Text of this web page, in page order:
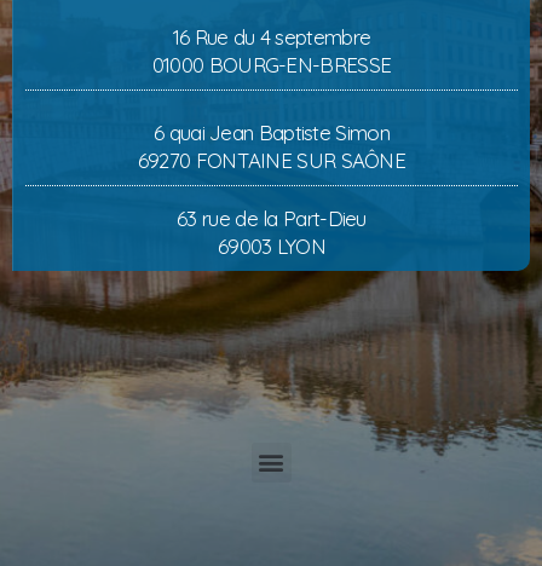
16 Rue du 4 septembre
01000 BOURG-EN-BRESSE
6 quai Jean Baptiste Simon
69270 FONTAINE SUR SAÔNE
63 rue de la Part-Dieu
69003 LYON